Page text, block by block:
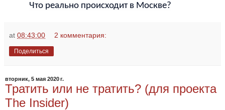
Что реально происходит в Москве?
at 08:43:00 2 комментария:
Поделиться
вторник, 5 мая 2020 г.
Тратить или не тратить? (для проекта
The Insider)